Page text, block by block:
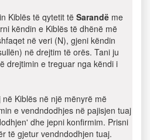
Kiblës të qytetit të Sarandë me
këndin e Kiblës të dhënë më
në veri (N), gjeni këndin
në drejtim të orës. Tani ju
drejtimin e treguar nga këndi i
Kiblës në një mënyrë më
e vendndodhjes në pajisjen tuaj
dhe jepni konfirmim. Prisni
të gjetur vendndodhjen tuaj.